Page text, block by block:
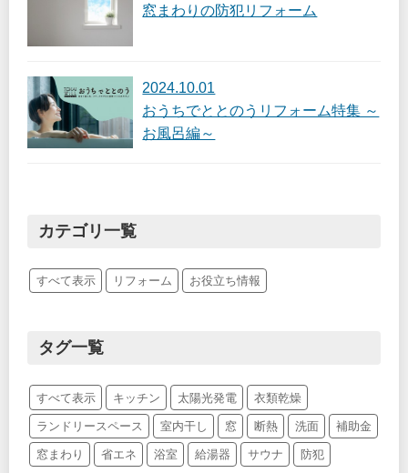
窓まわりの防犯リフォーム
2024.10.01
おうちでととのうリフォーム特集 ～
お風呂編～
カテゴリ一覧
すべて表示 リフォーム お役立ち情報
タグ一覧
すべて表示 キッチン 太陽光発電 衣類乾燥
ランドリースペース 室内干し 窓 断熱 洗面 補助金
窓まわり 省エネ 浴室 給湯器 サウナ 防犯